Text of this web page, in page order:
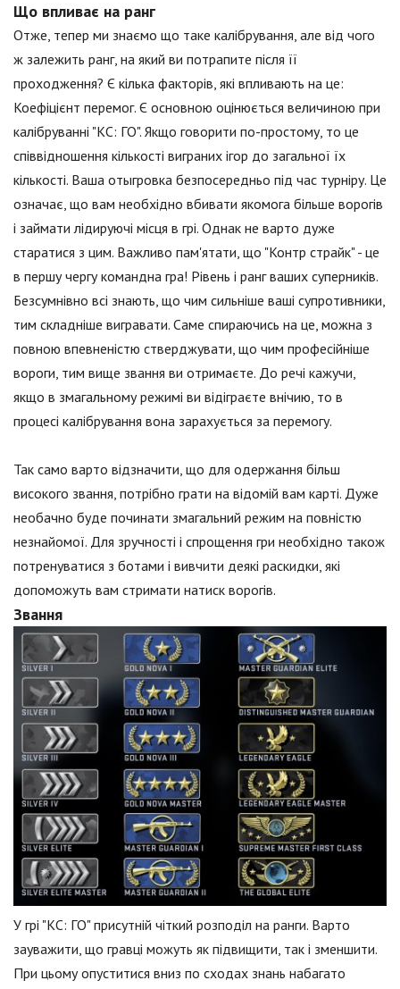
Що впливає на ранг
Отже, тепер ми знаємо що таке калібрування, але від чого
ж залежить ранг, на який ви потрапите після її
проходження? Є кілька факторів, які впливають на це:
Коефіцієнт перемог. Є основною оцінюється величиною при
калібруванні "КС: ГО". Якщо говорити по-простому, то це
співвідношення кількості виграних ігор до загальної їх
кількості. Ваша отыгровка безпосередньо під час турніру. Це
означає, що вам необхідно вбивати якомога більше ворогів
і займати лідируючі місця в грі. Однак не варто дуже
старатися з цим. Важливо пам'ятати, що "Контр страйк" - це
в першу чергу командна гра! Рівень і ранг ваших суперників.
Безсумнівно всі знають, що чим сильніше ваші супротивники,
тим складніше вигравати. Саме спираючись на це, можна з
повною впевненістю стверджувати, що чим професійніше
вороги, тим вище звання ви отримаєте. До речі кажучи,
якщо в змагальному режимі ви відіграєте внічию, то в
процесі калібрування вона зарахується за перемогу.
Так само варто відзначити, що для одержання більш
високого звання, потрібно грати на відомій вам карті. Дуже
необачно буде починати змагальний режим на повністю
незнайомої. Для зручності і спрощення гри необхідно також
потренуватися з ботами і вивчити деякі раскидки, які
допоможуть вам стримати натиск ворогів.
Звання
У грі "КС: ГО" присутній чіткий розподіл на ранги. Варто
зауважити, що гравці можуть як підвищити, так і зменшити.
При цьому опуститися вниз по сходах знань набагато